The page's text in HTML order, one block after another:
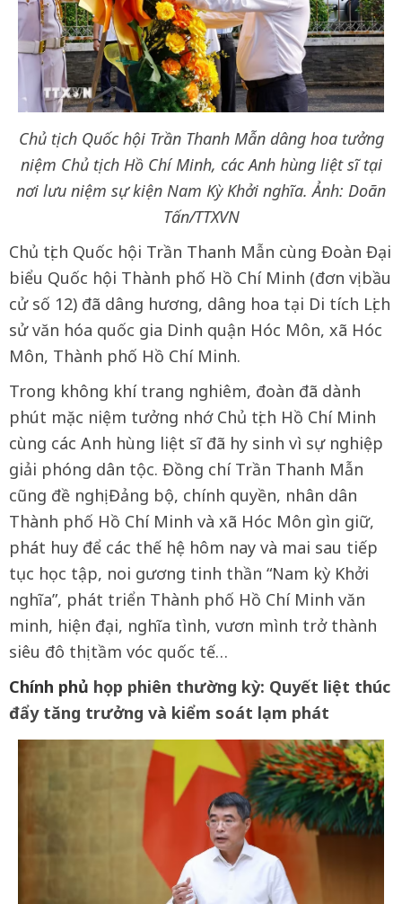
Chủ tịch Quốc hội Trần Thanh Mẫn dâng hoa tưởng
niệm Chủ tịch Hồ Chí Minh, các Anh hùng liệt sĩ tại
nơi lưu niệm sự kiện Nam Kỳ Khởi nghĩa. Ảnh: Doãn
Tấn/TTXVN
Chủ tịch Quốc hội Trần Thanh Mẫn cùng Đoàn Đại
biểu Quốc hội Thành phố Hồ Chí Minh (đơn vị bầu
cử số 12) đã dâng hương, dâng hoa tại Di tích Lịch
sử văn hóa quốc gia Dinh quận Hóc Môn, xã Hóc
Môn, Thành phố Hồ Chí Minh.
Trong không khí trang nghiêm, đoàn đã dành
phút mặc niệm tưởng nhớ Chủ tịch Hồ Chí Minh
cùng các Anh hùng liệt sĩ đã hy sinh vì sự nghiệp
giải phóng dân tộc. Đồng chí Trần Thanh Mẫn
cũng đề nghị Đảng bộ, chính quyền, nhân dân
Thành phố Hồ Chí Minh và xã Hóc Môn gìn giữ,
phát huy để các thế hệ hôm nay và mai sau tiếp
tục học tập, noi gương tinh thần “Nam kỳ Khởi
nghĩa”, phát triển Thành phố Hồ Chí Minh văn
minh, hiện đại, nghĩa tình, vươn mình trở thành
siêu đô thị tầm vóc quốc tế…
Chính phủ họp phiên thường kỳ: Quyết liệt thúc
đẩy tăng trưởng và kiểm soát lạm phát